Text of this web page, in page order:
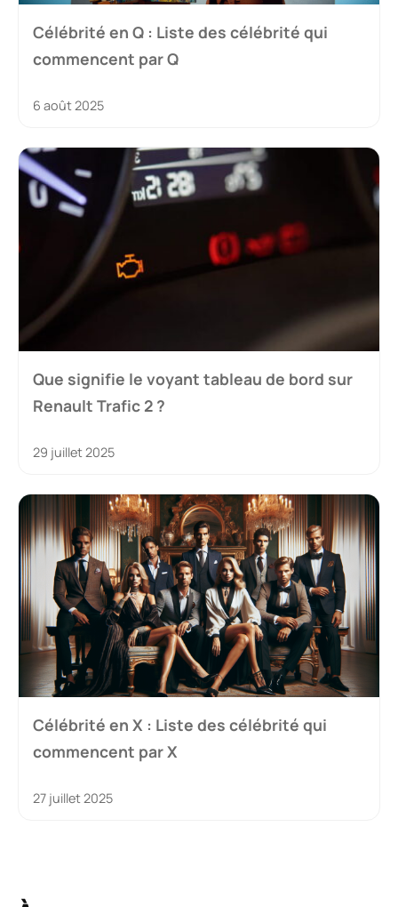
Célébrité en Q : Liste des célébrité qui
commencent par Q
6 août 2025
Que signifie le voyant tableau de bord sur
Renault Trafic 2 ?
29 juillet 2025
Célébrité en X : Liste des célébrité qui
commencent par X
27 juillet 2025